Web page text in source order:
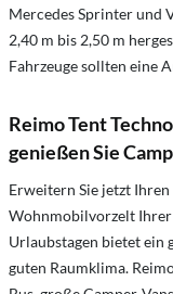
Mercedes Sprinter und
2,40 m bis 2,50 m
Fahrzeuge sollten eine
Reimo Tent
genießen Sie
Erweitern Sie jetzt
Wohnmobilvorzelt Ihrer
Urlaubstagen bietet ein
guten Raumklima.